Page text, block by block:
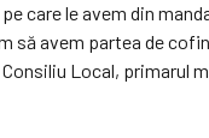
care le avem din
să avem partea de
Local, primarul